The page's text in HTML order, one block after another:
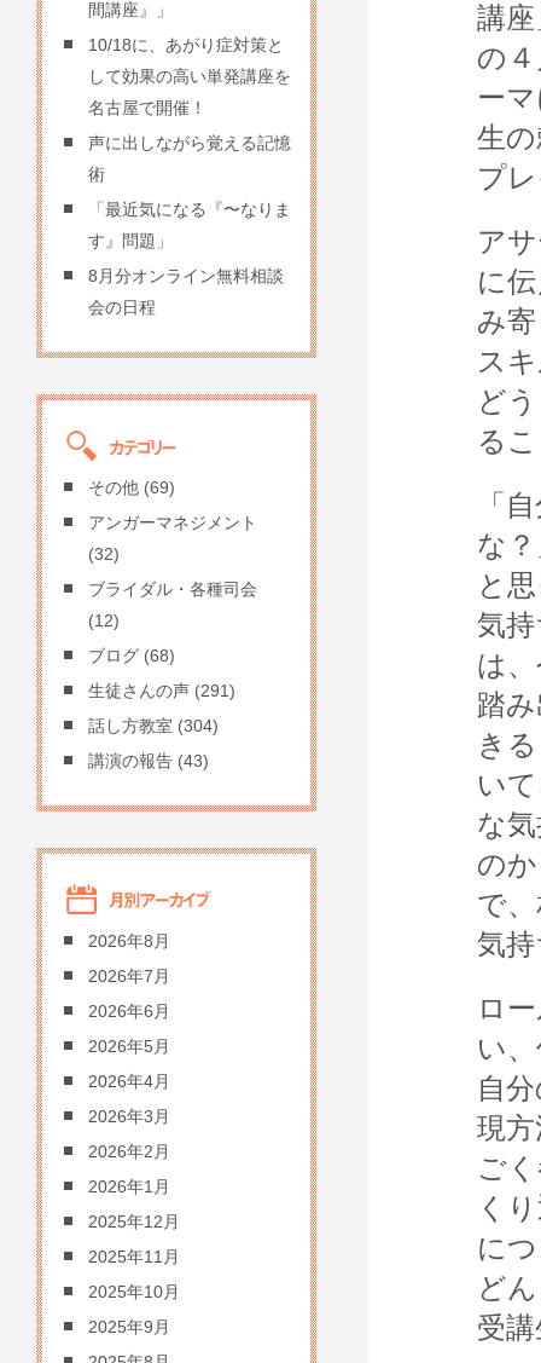
講
の
ー
生
プ
ア
に
み
ス
ど
る
「
な
と
気
は
踏
き
い
な
の
で
気
ロ
い
自
現
ご
く
に
ど
受
間講座』」
10/18に、あがり症対策と
して効果の高い単発講座を
名古屋で開催！
声に出しながら覚える記憶
術
「最近気になる『〜なりま
す』問題」
8月分オンライン無料相談
会の日程
その他 (69)
アンガーマネジメント
(32)
ブライダル・各種司会
(12)
ブログ (68)
生徒さんの声 (291)
話し方教室 (304)
講演の報告 (43)
2026年8月
2026年7月
2026年6月
2026年5月
2026年4月
2026年3月
2026年2月
2026年1月
2025年12月
2025年11月
2025年10月
2025年9月